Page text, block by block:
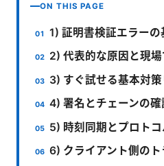
ON THIS PAGE
1) 証明書検証エラーの
2) 代表的な原因と現
3) すぐ試せる基本対策
4) 署名とチェーンの確
5) 時刻同期とプロト
6) クライアント側の